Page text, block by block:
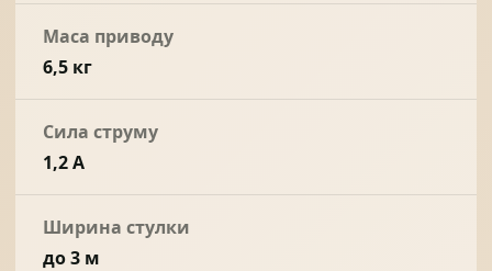
Маса приводу
6,5 кг
Сила струму
1,2 А
Ширина стулки
до 3 м